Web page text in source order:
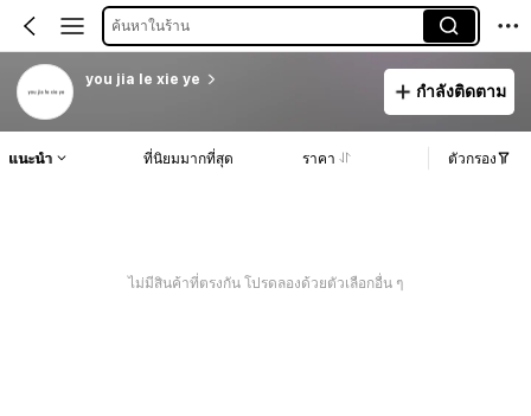
ค้นหาในร้าน
you jia le xie ye
กำลังติดตาม
แนะนำ ที่นิยมมากที่สุด ราคา ตัวกรอง
ไม่มีสินค้าที่ตรงกัน โปรดลองด้วยตัวเลือกอื่น ๆ